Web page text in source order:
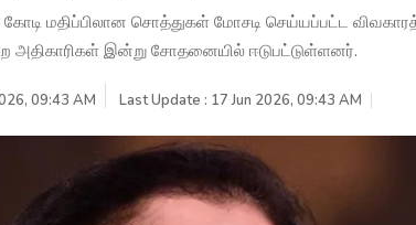
மதிப்பிலான சொத்துகள் மோசடி செய்யப்பட்ட
அதிகாரிகள் இன்று சோதனையில் ஈடுபட்டுள்ளனர்.
09:43 AM Last Update : 17 Jun 2026, 09:43 AM